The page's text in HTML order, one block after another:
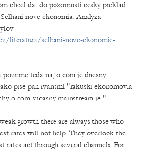
chcel dat do pozornosti cesky preklad
nove ekonomia: Analyza
literatura/selhani-nove-ekonomie-
pozrime teda na, o com je dnesny
pise pan ivansml "rakuski ekonomovia
o com sucasny mainstream je."
growth there are always those who
rates will not help. They overlook the
rates act through several channels. For